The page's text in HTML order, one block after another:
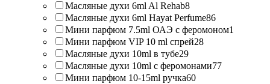
Масляные духи 6ml Al Rehab8
Масляные духи 6ml Hayat Perfume86
Мини парфюм 7.5ml ОАЭ с феромоном1
Мини парфюм VIP 10 ml спрей28
Масляные духи 10ml в тубе29
Масляные духи 10ml с феромонами77
Мини парфюм 10-15ml ручка60